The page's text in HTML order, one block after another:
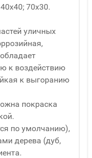
70x30.
уличных
к воздействию
к выгоранию
покраска
по умолчанию),
дерева (дуб,